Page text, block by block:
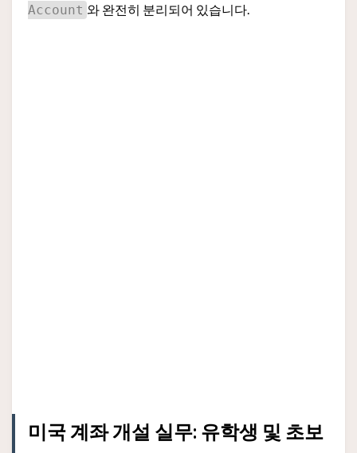
Account 와 완전히 분리되어 있습니다.
미국 계좌 개설 실무: 유학생 및 초보